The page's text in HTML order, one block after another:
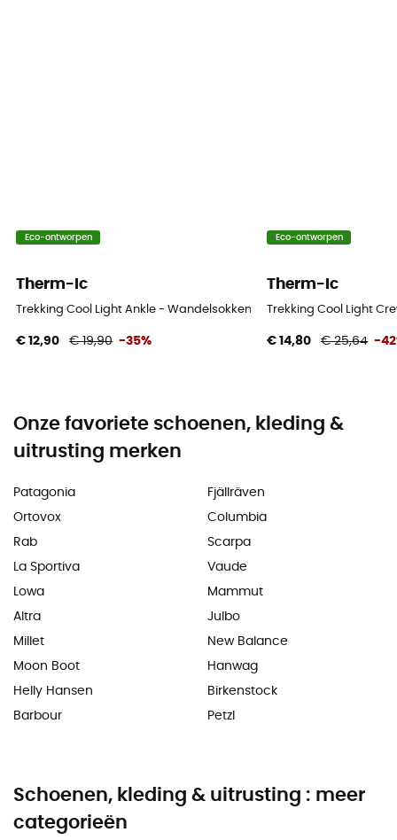
Eco-ontworpen
Therm-Ic
Trekking Cool Light Ankle - Wandelsokken
€ 12,90 € 19,90 -35%
Eco-ontworpen
Therm-Ic
Trekking Cool Light
€ 14,80 € 25,64 -
Onze favoriete schoenen, kleding &
uitrusting merken
Patagonia
Ortovox
Rab
La Sportiva
Lowa
Altra
Millet
Moon Boot
Helly Hansen
Barbour
Fjällräven
Columbia
Scarpa
Vaude
Mammut
Julbo
New Balance
Hanwag
Birkenstock
Petzl
Schoenen, kleding & uitrusting : meer
categorieën